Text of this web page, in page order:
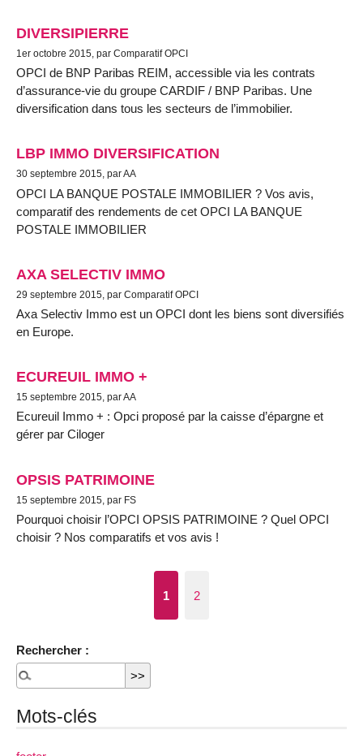
DIVERSIPIERRE
1er octobre 2015, par Comparatif OPCI
OPCI de BNP Paribas REIM, accessible via les contrats
d’assurance-vie du groupe CARDIF / BNP Paribas. Une
diversification dans tous les secteurs de l’immobilier.
LBP IMMO DIVERSIFICATION
30 septembre 2015, par AA
OPCI LA BANQUE POSTALE IMMOBILIER ? Vos avis,
comparatif des rendements de cet OPCI LA BANQUE
POSTALE IMMOBILIER
AXA SELECTIV IMMO
29 septembre 2015, par Comparatif OPCI
Axa Selectiv Immo est un OPCI dont les biens sont diversifiés
en Europe.
ECUREUIL IMMO +
15 septembre 2015, par AA
Ecureuil Immo + : Opci proposé par la caisse d’épargne et
gérer par Ciloger
OPSIS PATRIMOINE
15 septembre 2015, par FS
Pourquoi choisir l’OPCI OPSIS PATRIMOINE ? Quel OPCI
choisir ? Nos comparatifs et vos avis !
1 2
Rechercher :
Mots-clés